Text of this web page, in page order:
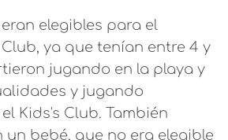
elegibles para el
ya que tenían entre 4 y
jugando en la playa y
y jugando
Kids's Club. También
un bebé, que no era elegible